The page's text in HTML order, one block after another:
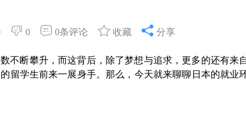
0 0条评论 收藏 分享
不断攀升，而这背后，除了梦想与追求，更多的还有来
留学生前来一展身手。那么，今天就来聊聊日本的就业